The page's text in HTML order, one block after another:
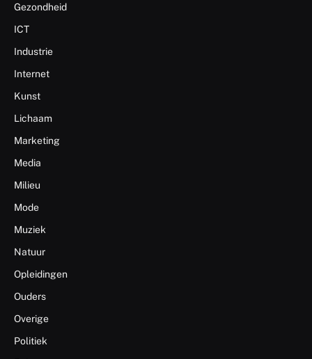
Gezondheid
ICT
Industrie
Internet
Kunst
Lichaam
Marketing
Media
Milieu
Mode
Muziek
Natuur
Opleidingen
Ouders
Overige
Politiek